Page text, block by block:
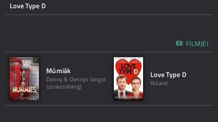
Love Type D
FILMJEI
Múmiák
Danny & Dennys (angol
szinkronhang)
Love Type D
Roland